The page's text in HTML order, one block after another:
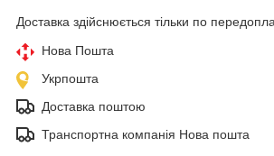
Доставка здійснюється тільки по
Нова Пошта
Укрпошта
Доставка поштою
Транспортна компанія Нова пошта